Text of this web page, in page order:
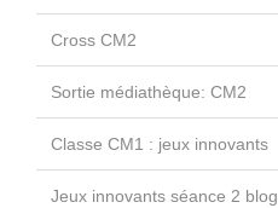
Cross CM2
Sortie médiathèque: CM2
Classe CM1 : jeux innovants
Jeux innovants séance 2 blog